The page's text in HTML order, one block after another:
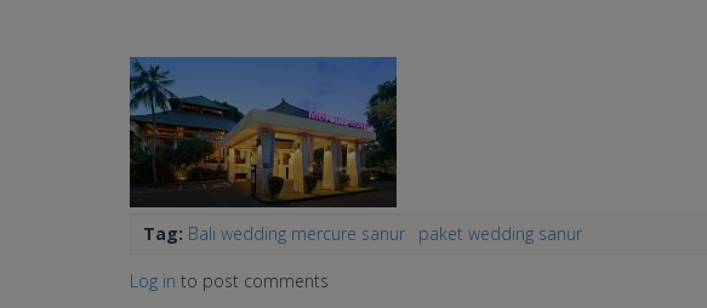
MERCURE-FACADE.jpg
Tag: Bali wedding mercure sanur paket wedding sanur
Log in to post comments